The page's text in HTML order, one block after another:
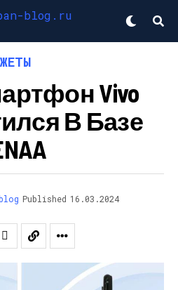
Vivo
В Базе
Published 16.03.2024